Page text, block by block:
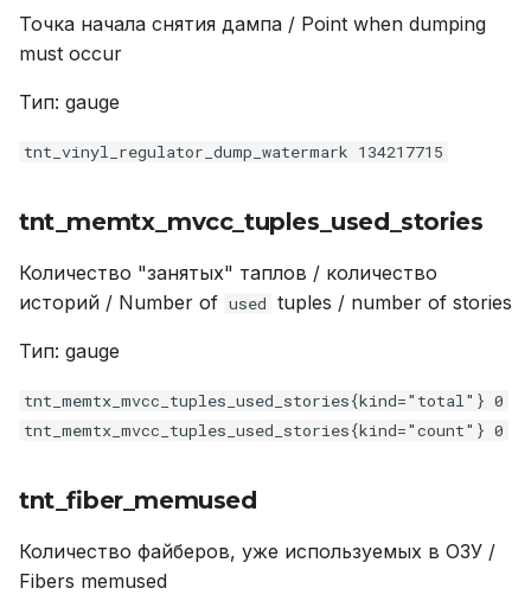
Точка начала снятия дампа / Point when dumping
must occur
Тип: gauge
tnt_vinyl_regulator_dump_watermark 134217715
tnt_memtx_mvcc_tuples_used_stories
Количество "занятых" таплов / количество
историй / Number of used tuples / number of stories
Тип: gauge
tnt_memtx_mvcc_tuples_used_stories{kind="total"} 0
tnt_memtx_mvcc_tuples_used_stories{kind="count"} 0
tnt_fiber_memused
Количество файберов, уже используемых в ОЗУ /
Fibers memused